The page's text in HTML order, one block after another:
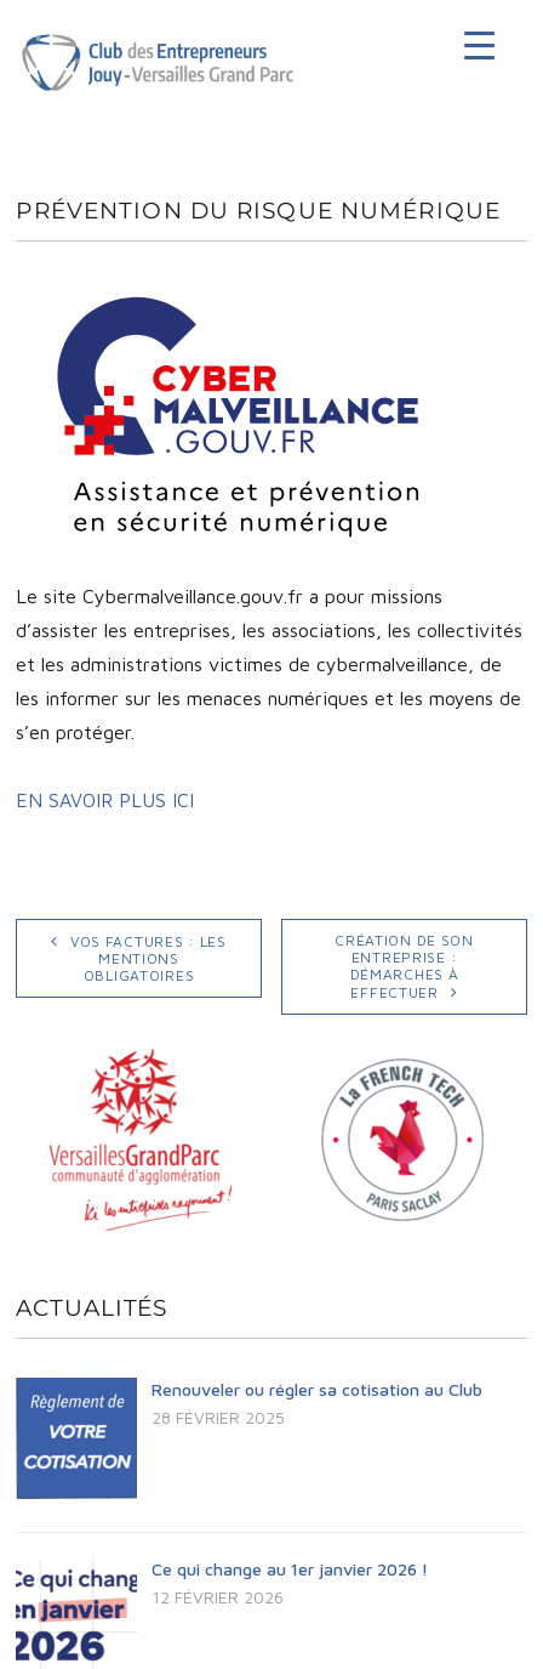
PRÉVENTION DU RISQUE NUMÉRIQUE
Le site Cybermalveillance.gouv.fr a pour missions
d’assister les entreprises, les associations, les collectivités
et les administrations victimes de cybermalveillance, de
les informer sur les menaces numériques et les moyens de
s’en protéger.
EN SAVOIR PLUS ICI
NAVIGATION
précédente :
VOS FACTURES : LES
MENTIONS
OBLIGATOIRES
Publication
suivante :CRÉATION DE SON
ENTREPRISE :
DÉMARCHES À
EFFECTUER
ACTUALITÉS
Renouveler ou régler sa cotisation au Club
28 FÉVRIER 2025
Ce qui change au 1er janvier 2026 !
12 FÉVRIER 2026